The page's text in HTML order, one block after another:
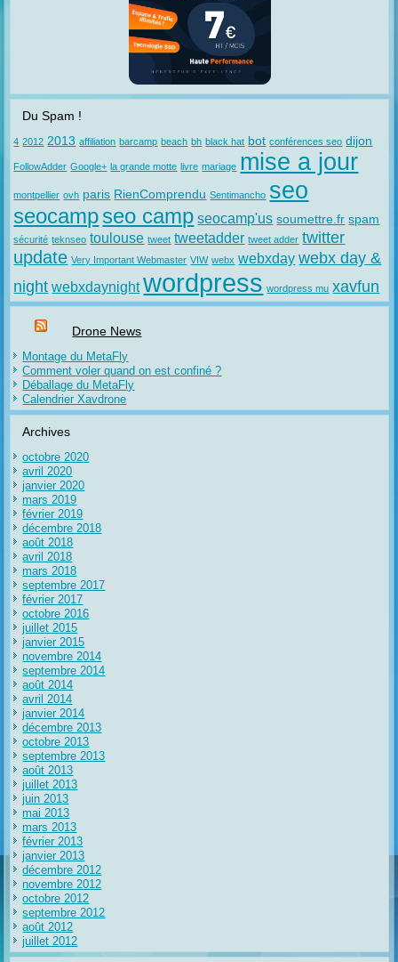
Du Spam !
4 2012 2013 affiliation barcamp beach bh black hat bot conférences seo dijon
FollowAdder Google+ la grande motte livre mariage mise a jour
montpellier ovh paris RienComprendu Sentimancho seo
seocampseo camp seocamp'us soumettre.fr spam
sécurité teknseo toulouse tweet tweetadder tweet adder twitter
update Very Important Webmaster VIW webx webxday webx day &
night webxdaynight wordpress wordpress mu xavfun
Drone News
Montage du MetaFly
Comment voler quand on est confiné ?
Déballage du MetaFly
Calendrier Xavdrone
Archives
octobre 2020
avril 2020
janvier 2020
mars 2019
février 2019
décembre 2018
août 2018
avril 2018
mars 2018
septembre 2017
février 2017
octobre 2016
juillet 2015
janvier 2015
novembre 2014
septembre 2014
août 2014
avril 2014
janvier 2014
décembre 2013
octobre 2013
septembre 2013
août 2013
juillet 2013
juin 2013
mai 2013
mars 2013
février 2013
janvier 2013
décembre 2012
novembre 2012
octobre 2012
septembre 2012
août 2012
juillet 2012